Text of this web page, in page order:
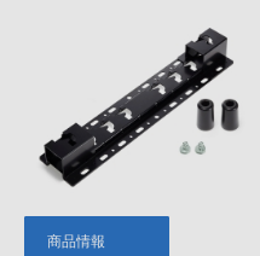
商品情報